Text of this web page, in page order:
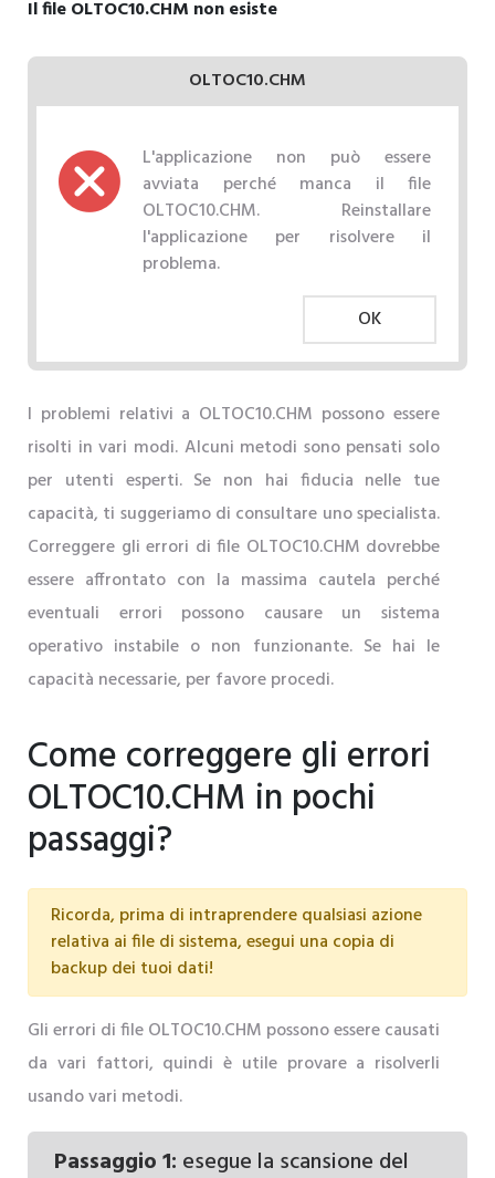
Il file OLTOC10.CHM non esiste
OLTOC10.CHM
L'applicazione non può essere
avviata perché manca il file
OLTOC10.CHM. Reinstallare
l'applicazione per risolvere il
problema.
OK
I problemi relativi a OLTOC10.CHM possono essere
risolti in vari modi. Alcuni metodi sono pensati solo
per utenti esperti. Se non hai fiducia nelle tue
capacità, ti suggeriamo di consultare uno specialista.
Correggere gli errori di file OLTOC10.CHM dovrebbe
essere affrontato con la massima cautela perché
eventuali errori possono causare un sistema
operativo instabile o non funzionante. Se hai le
capacità necessarie, per favore procedi.
Come correggere gli errori
OLTOC10.CHM in pochi
passaggi?
Ricorda, prima di intraprendere qualsiasi azione
relativa ai file di sistema, esegui una copia di
backup dei tuoi dati!
Gli errori di file OLTOC10.CHM possono essere causati
da vari fattori, quindi è utile provare a risolverli
usando vari metodi.
Passaggio 1: esegue la scansione del